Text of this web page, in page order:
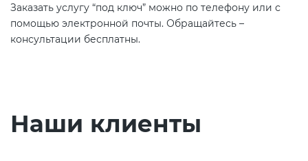
Заказать услугу “под ключ” можно по телефону или с
помощью электронной почты. Обращайтесь –
консультации бесплатны.
Наши клиенты